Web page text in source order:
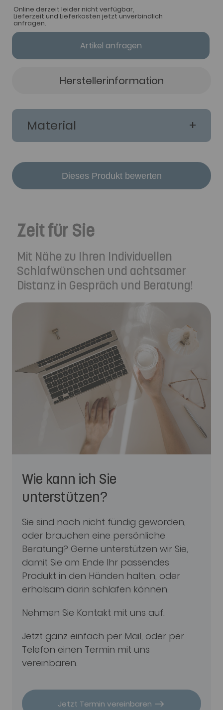
Online derzeit leider nicht verfügbar,
Lieferzeit und Lieferkosten jetzt unverbindlich
anfragen.
Artikel anfragen
Herstellerinformation
Material
Dieses Produkt bewerten
Zeit für Sie
Mit Nähe zu Ihren Individuellen
Schlafwünschen und achtsamer
Distanz in Gespräch und Beratung!
Wie kann ich Sie
unterstützen?
Sie sind noch nicht fündig geworden,
oder brauchen eine persönliche
Beratung? Gerne unterstützen wir Sie,
damit Sie am Ende Ihr passendes
Produkt in den Händen halten, oder
erholsam darin schlafen können.
Nehmen Sie Kontakt mit uns auf.
Jetzt ganz einfach per Mail, oder per
Telefon einen Termin mit uns
vereinbaren.
Jetzt Termin vereinbaren